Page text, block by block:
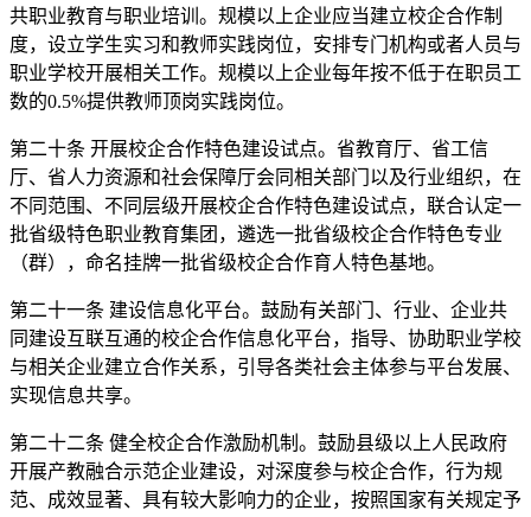
共职业教育与职业培训。规模以上企业应当建立校企合作制
度，设立学生实习和教师实践岗位，安排专门机构或者人员与
职业学校开展相关工作。规模以上企业每年按不低于在职员工
数的0.5%提供教师顶岗实践岗位。
第二十条 开展校企合作特色建设试点。省教育厅、省工信
厅、省人力资源和社会保障厅会同相关部门以及行业组织，在
不同范围、不同层级开展校企合作特色建设试点，联合认定一
批省级特色职业教育集团，遴选一批省级校企合作特色专业
（群），命名挂牌一批省级校企合作育人特色基地。
第二十一条 建设信息化平台。鼓励有关部门、行业、企业共
同建设互联互通的校企合作信息化平台，指导、协助职业学校
与相关企业建立合作关系，引导各类社会主体参与平台发展、
实现信息共享。
第二十二条 健全校企合作激励机制。鼓励县级以上人民政府
开展产教融合示范企业建设，对深度参与校企合作，行为规
范、成效显著、具有较大影响力的企业，按照国家有关规定予